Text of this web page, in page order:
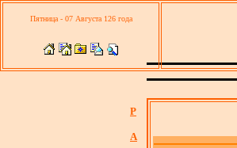
Пятница - 07 Августа 126 года
Р
А